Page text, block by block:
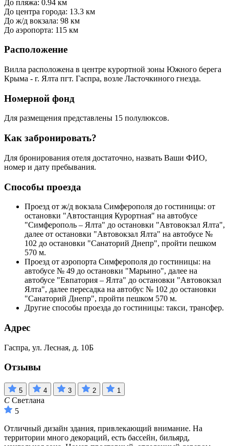
До пляжа: 0.94 км
До центра города: 13.3 км
До ж/д вокзала: 98 км
До аэропорта: 115 км
Расположение
Вилла расположена в центре курортной зоны Южного берега
Крыма - г. Ялта пгт. Гаспра, возле Ласточкиного гнезда.
Номерной фонд
Для размещения представлены 15 полулюксов.
Как забронировать?
Для бронирования отеля достаточно, назвать Ваши ФИО,
номер и дату пребывания.
Способы проезда
Проезд от ж/д вокзала Симферополя до гостиницы: от
остановки "Автостанция Курортная" на автобусе
"Симферополь – Ялта" до остановки "Автовокзал Ялта",
далее от остановки "Автовокзал Ялта" на автобусе №
102 до остановки "Санаторий Днепр", пройти пешком
570 м.
Проезд от аэропорта Симферополя до гостиницы: на
автобусе № 49 до остановки "Марьино", далее на
автобусе "Евпатория – Ялта" до остановки "Автовокзал
Ялта", далее пересадка на автобус № 102 до остановки
"Санаторий Днепр", пройти пешком 570 м.
Другие способы проезда до гостиницы: такси, трансфер.
Адрес
Гаспра, ул. Лесная, д. 10Б
Отзывы
5 4 3 2 1
С Светлана
5
Отличный дизайн здания, привлекающий внимание. На
территории много декораций, есть бассейн, бильярд,